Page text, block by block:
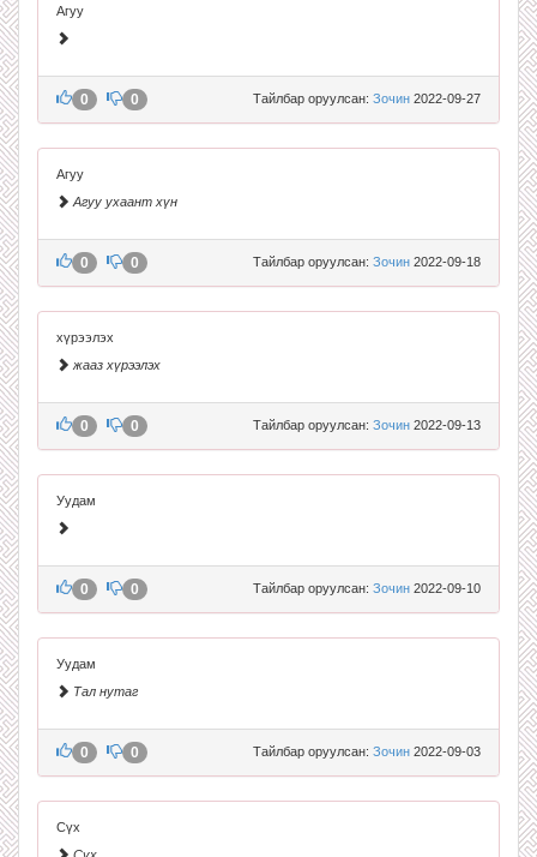
Агуу
Тайлбар оруулсан: Зочин 2022-09-27
0 0
Агуу
Агуу ухаант хүн
Тайлбар оруулсан: Зочин 2022-09-18
0 0
хүрээлэх
жааз хүрээлэх
Тайлбар оруулсан: Зочин 2022-09-13
0 0
Уудам
Тайлбар оруулсан: Зочин 2022-09-10
0 0
Уудам
Тал нутаг
Тайлбар оруулсан: Зочин 2022-09-03
0 0
Сүх